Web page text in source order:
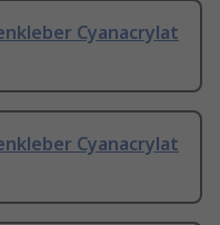
Cyanacrylat
Cyanacrylat